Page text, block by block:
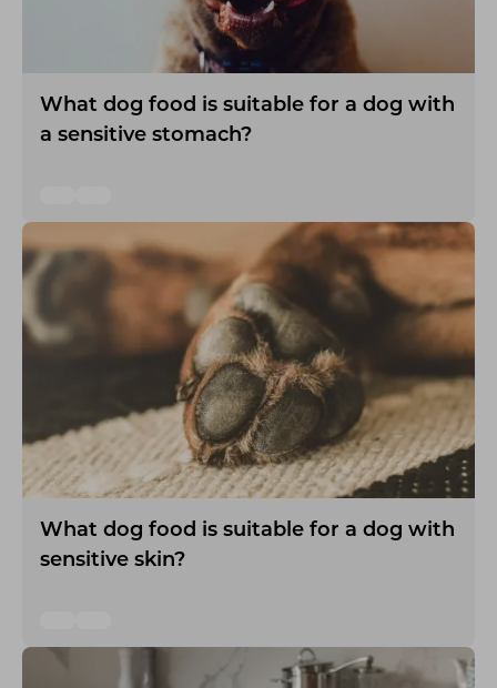
What dog food is suitable for a dog with
a sensitive stomach?
What dog food is suitable for a dog with
sensitive skin?